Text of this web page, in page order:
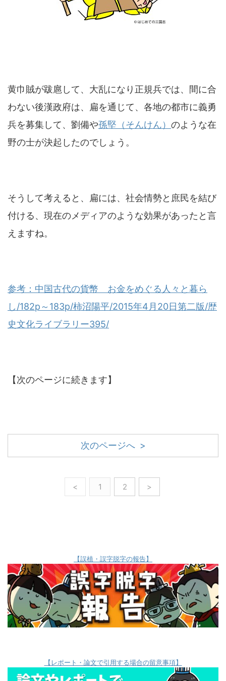
黄巾賊が跋扈して、大乱になり正規兵では、間に合
わない後漢政府は、扁を通じて、各地の都市に義勇
兵を募集して、劉備や孫堅（そんけん） のような在
野の士が決起したのでしょう。
そうして考えると、扁には、社会情勢と庶民を結び
付ける、現在のメディアのような効果があったと言
えますね。
参考：中国古代の貨幣 お金をめぐる人々と暮ら
し/182p～183p/柿沼陽平/2015年4月20日第二版/歴
史文化ライブラリー395/
【次のページに続きます】
次のページへ >
< 1 2 >
【誤植・誤字脱字の報告】
【レポート・論文で引用する場合の留意事項】